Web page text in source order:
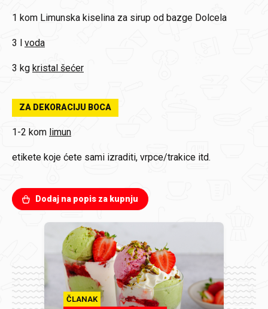
1 kom Limunska kiselina za sirup od bazge Dolcela
3 l voda
3 kg kristal šećer
ZA DEKORACIJU BOCA
1-2 kom limun
etikete koje ćete sami izraditi, vrpce/trakice itd.
Dodaj na popis za kupnju
ČLANAK